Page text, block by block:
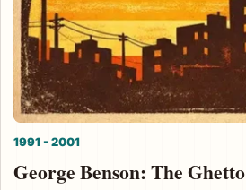
1991 - 2001
George Benson: The Ghetto